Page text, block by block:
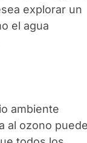
explorar un
el agua
ambiente
al ozono